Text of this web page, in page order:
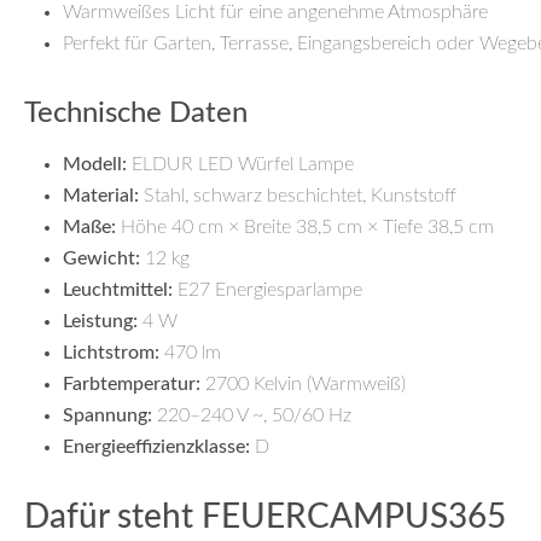
Warmweißes Licht für eine angenehme Atmosphäre
Perfekt für Garten, Terrasse, Eingangsbereich oder
Technische Daten
Modell: ELDUR LED Würfel Lampe
Material: Stahl, schwarz beschichtet, Kunststoff
Maße: Höhe 40 cm × Breite 38,5 cm × Tiefe 38,5 cm
Gewicht: 12 kg
Leuchtmittel: E27 Energiesparlampe
Leistung: 4 W
Lichtstrom: 470 lm
Farbtemperatur: 2700 Kelvin (Warmweiß)
Spannung: 220–240 V ~, 50/60 Hz
Energieeffizienzklasse: D
Dafür steht FEUERCAMPUS365